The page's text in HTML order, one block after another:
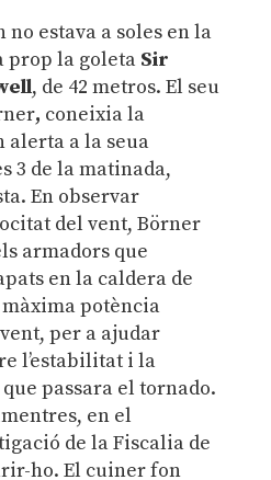
no estava a soles en la
prop la goleta Sir
, de 42 metros. El seu
, coneixia la
a la seua
3 de la matinada,
En observar
del vent, Börner
armadors que
en la caldera de
potència
per a ajudar
l’estabilitat i la
passara el tornado.
en el
de la Fiscalia de
ho. El cuiner fon